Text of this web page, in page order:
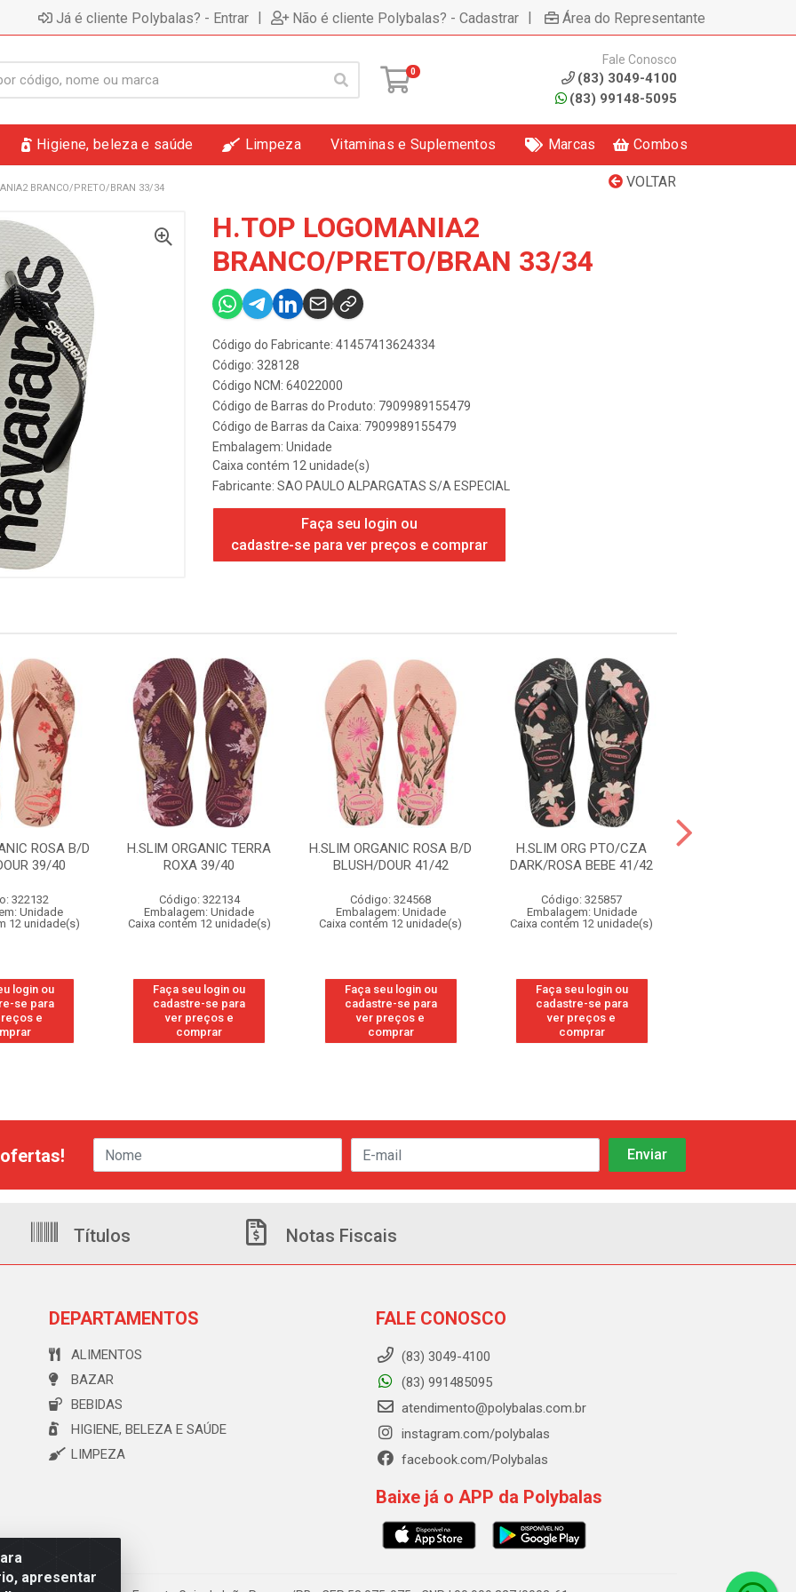
Já é cliente Polybalas? - Entrar | Não é cliente Polybalas? - Cadastrar | Área do Representante
0
Fale Conosco
(83) 3049-4100
(83) 99148-5095
Higiene, beleza e saúde Limpeza Vitaminas e Suplementos Marcas Combos
VOLTAR
BRANCO/PRETO/BRAN 33/34
H.TOP LOGOMANIA2
BRANCO/PRETO/BRAN 33/34
Código do Fabricante: 41457413624334
Código: 328128
Código NCM: 64022000
Código de Barras do Produto: 7909989155479
Código de Barras da Caixa: 7909989155479
Embalagem: Unidade
Caixa contém 12 unidade(s)
Fabricante: SAO PAULO ALPARGATAS S/A ESPECIAL
Faça seu login ou
cadastre-se para ver preços e comprar
ROSA B/D
39/40
322132
Unidade
12 unidade(s)
login ou
se para
e
H.SLIM ORGANIC TERRA
ROXA 39/40
Código: 322134
Embalagem: Unidade
Caixa contém 12 unidade(s)
Faça seu login ou
cadastre-se para
ver preços e
comprar
H.SLIM ORGANIC ROSA B/D
BLUSH/DOUR 41/42
Código: 324568
Embalagem: Unidade
Caixa contém 12 unidade(s)
Faça seu login ou
cadastre-se para
ver preços e
comprar
H.SLIM ORG PTO/CZA
DARK/ROSA BEBE 41/42
Código: 325857
Embalagem: Unidade
Caixa contém 12 unidade(s)
Faça seu login ou
cadastre-se para
ver preços e
comprar
apresentar
Títulos Notas Fiscais
DEPARTAMENTOS
ALIMENTOS
BAZAR
BEBIDAS
HIGIENE, BELEZA E SAÚDE
LIMPEZA
FALE CONOSCO
(83) 3049-4100
(83) 991485095
atendimento@polybalas.com.br
instagram.com/polybalas
facebook.com/Polybalas
Baixe já o APP da Polybalas